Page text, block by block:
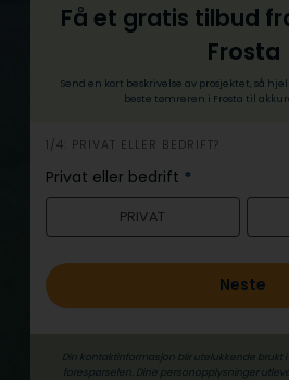
Få et gratis tilbud
Frosta
Send en kort beskrivelse av prosjektet, så
beste tømreren i Frosta til
h
e
r
1/4: PRIVAT ELLER BEDRIFT?
Privat eller bedrift *
PRIVAT
Neste
Din kontaktinformasjon blir utelukkende brukt
forespørselen. Dine person­­opplysninger